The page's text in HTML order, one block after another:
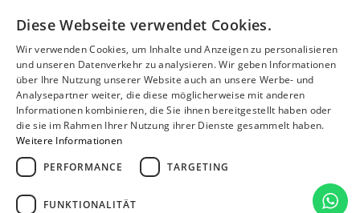
Offizielles Hologramm
© Copyright 2026– Tktxde.de– Alle Rechte
vorbehalten.
Diese Webseite verwendet Cookies.
Wir verwenden Cookies, um Inhalte und Anzeigen zu personalisieren
und unseren Datenverkehr zu analysieren. Wir geben Informationen
über Ihre Nutzung unserer Website auch an unsere Werbe- und
Analysepartner weiter, die diese möglicherweise mit anderen
Informationen kombinieren, die Sie ihnen bereitgestellt haben oder
die sie im Rahmen Ihrer Nutzung ihrer Dienste gesammelt haben.
Weitere Informationen
PERFORMANCE
TARGETING
FUNKTIONALITÄT